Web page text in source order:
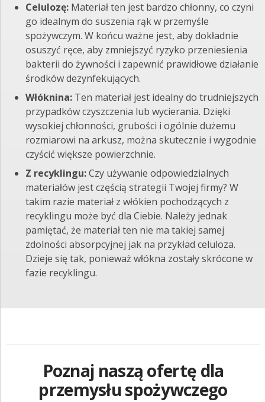
Celulozę: Materiał ten jest bardzo chłonny, co czyni
go idealnym do suszenia rąk w przemyśle
spożywczym. W końcu ważne jest, aby dokładnie
osuszyć ręce, aby zmniejszyć ryzyko przeniesienia
bakterii do żywności i zapewnić prawidłowe działanie
środków dezynfekujących.
Włóknina: Ten materiał jest idealny do trudniejszych
przypadków czyszczenia lub wycierania. Dzięki
wysokiej chłonności, grubości i ogólnie dużemu
rozmiarowi na arkusz, można skutecznie i wygodnie
czyścić większe powierzchnie.
Z recyklingu:Czy używanie odpowiedzialnych
materiałów jest częścią strategii Twojej firmy? W
takim razie materiał z włókien pochodzących z
recyklingu może być dla Ciebie. Należy jednak
pamiętać, że materiał ten nie ma takiej samej
zdolności absorpcyjnej jak na przykład celuloza.
Dzieje się tak, ponieważ włókna zostały skrócone w
fazie recyklingu.
Poznaj naszą ofertę dla
przemysłu spożywczego